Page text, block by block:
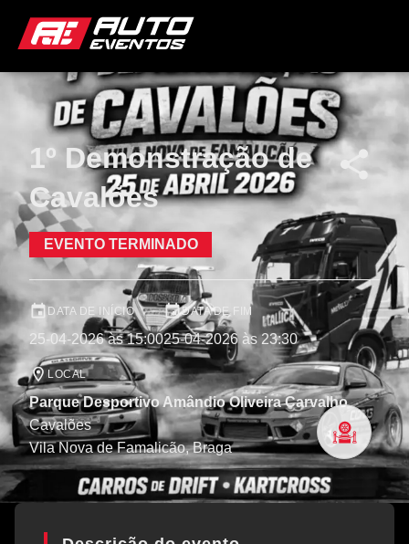
1º Demonstração de
Cavalões
EVENTO TERMINADO
DATA DE INÍCIO
25-04-2026 às 15:00
DATA DE FIM
25-04-2026 às 23:30
LOCAL
Parque Desportivo Amândio Oliveira Carvalho
Cavalões
Vila Nova de Famalicão, Braga